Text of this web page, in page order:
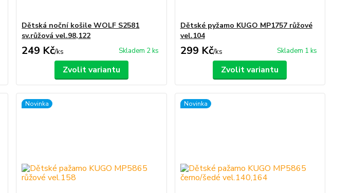
Dětská noční košile WOLF S2581
sv.růžová vel.98,122
249 Kč/ks Skladem 2 ks
Zvolit variantu
Dětské pyžamo KUGO MP1757 růžové
vel.104
299 Kč/ks Skladem 1 ks
Zvolit variantu
Novinka Novinka